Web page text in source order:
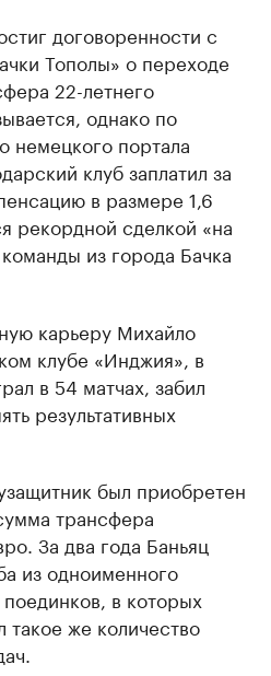
договоренности с
Тополы» о переходе
22-летнего
однако по
немецкого портала
клуб заплатил за
в размере 1,6
рекордной сделкой «на
из города Бачка
карьеру Михайло
клубе «Инджия», в
в 54 матчах, забил
результативных
был приобретен
трансфера
За два года Баньяц
из одноименного
в которых
такое же количество